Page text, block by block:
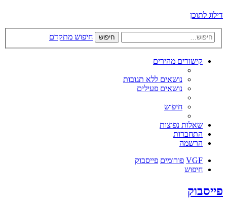
דילוג לתוכן
חיפוש חיפוש מתקדם
קישורים מהירים
נושאים ללא תגובות
נושאים פעילים
חיפוש
שאלות נפוצות
התחברות
הרשמה
VGF פורומים פייסבוק
חיפוש
פייסבוק